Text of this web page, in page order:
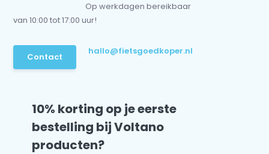
Op werkdagen bereikbaar
van 10:00 tot 17:00 uur!
Contact
hallo@fietsgoedkoper.nl
10% korting op je eerste
bestelling bij Voltano
producten?